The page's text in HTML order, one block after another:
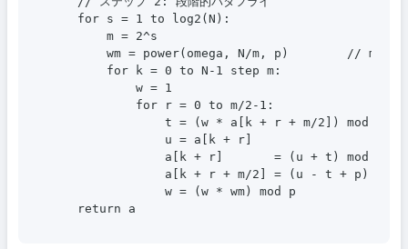
    for s = 1 to log2(N):
        m = 2^s
wm = power(omega, N/m, p)        // m 乗
        for k = 0 to N-1 step m:
            w = 1
            for r = 0 to m/2-1:
                t = (w * a[k + r + m/2]) mod p
                u = a[k + r]
                a[k + r]       = (u + t) mod p
a[k + r + m/2] = (u - t + p) mod
                w = (w * wm) mod p
    return a